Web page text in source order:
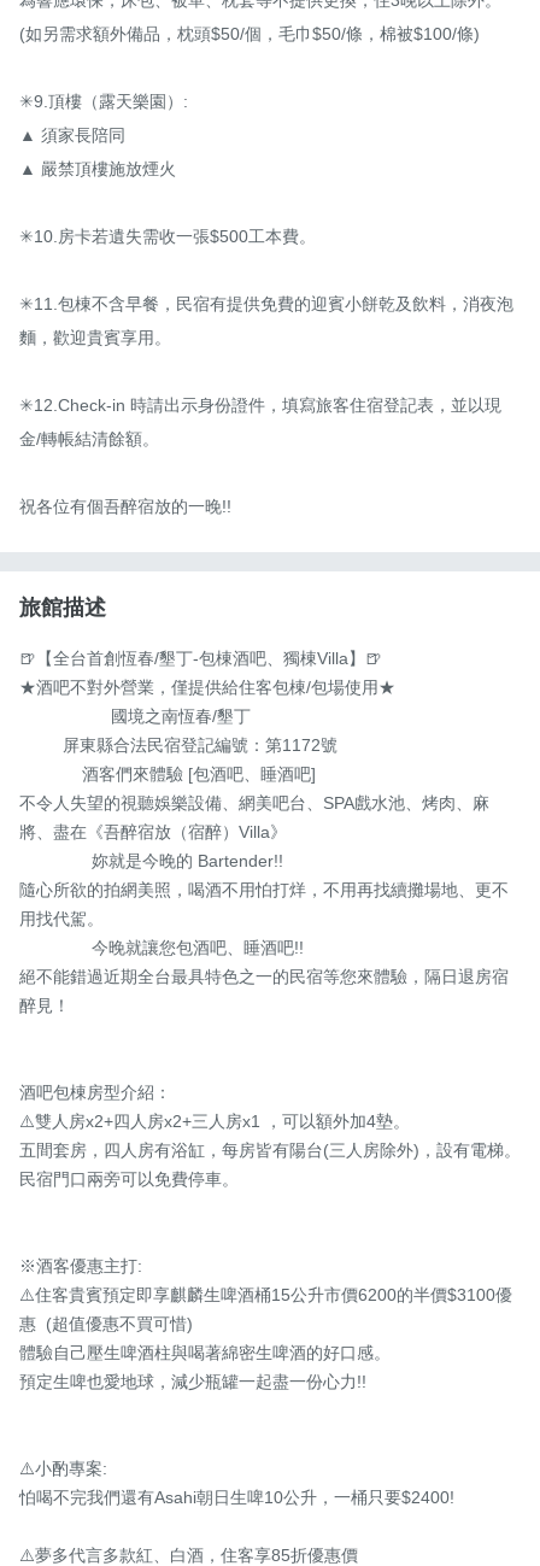
(如另需求額外備品，枕頭$50/個，毛巾$50/條，棉被$100/條)
✳9.頂樓（露天樂園）:
▲ 須家長陪同
▲ 嚴禁頂樓施放煙火
✳10.房卡若遺失需收一張$500工本費。
✳11.包棟不含早餐，民宿有提供免費的迎賓小餅乾及飲料，消夜泡
麵，歡迎貴賓享用。
✳12.Check-in 時請出示身份證件，填寫旅客住宿登記表，並以現
金/轉帳結清餘額。
祝各位有個吾醉宿放的一晚!!
旅館描述
🍺【全台首創恆春/墾丁-包棟酒吧、獨棟Villa】🍺
★酒吧不對外營業，僅提供給住客包棟/包場使用★
不令人失望的視聽娛樂設備、網美吧台、SPA戲水池、烤肉、麻
將、盡在《吾醉宿放（宿醉）Villa》
隨心所欲的拍網美照，喝酒不用怕打烊，不用再找續攤場地、更不
用找代駕。
絕不能錯過近期全台最具特色之一的民宿等您來體驗，隔日退房宿
醉見！
酒吧包棟房型介紹：
⚠️雙人房x2+四人房x2+三人房x1 ，可以額外加4墊。
五間套房，四人房有浴缸，每房皆有陽台(三人房除外)，設有電梯。
民宿門口兩旁可以免費停車。
※酒客優惠主打:
⚠️住客貴賓預定即享麒麟生啤酒桶15公升市價6200的半價$3100優
惠  (超值優惠不買可惜)
體驗自己壓生啤酒柱與喝著綿密生啤酒的好口感。
預定生啤也愛地球，減少瓶罐一起盡一份心力!!
⚠️小酌專案:
怕喝不完我們還有Asahi朝日生啤10公升，一桶只要$2400!
⚠️夢多代言多款紅、白酒，住客享85折優惠價